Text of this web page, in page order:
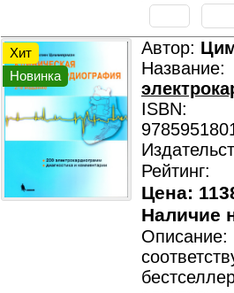
Новинка
Хит Автор:
ISBN:
Рейтинг:
Цена:
Наличие